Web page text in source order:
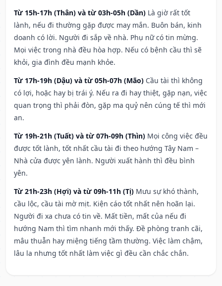
Từ 15h-17h (Thân) và từ 03h-05h (Dần) Là giờ rất tốt
lành, nếu đi thường gặp được may mắn. Buôn bán, kinh
doanh có lời. Người đi sắp về nhà. Phụ nữ có tin mừng.
Mọi việc trong nhà đều hòa hợp. Nếu có bệnh cầu thì sẽ
khỏi, gia đình đều mạnh khỏe.
Từ 17h-19h (Dậu) và từ 05h-07h (Mão) Cầu tài thì không
có lợi, hoặc hay bị trái ý. Nếu ra đi hay thiệt, gặp nạn, việc
quan trọng thì phải đòn, gặp ma quỷ nên cúng tế thì mới
an.
Từ 19h-21h (Tuất) và từ 07h-09h (Thìn) Mọi công việc đều
được tốt lành, tốt nhất cầu tài đi theo hướng Tây Nam –
Nhà cửa được yên lành. Người xuất hành thì đều bình
yên.
Từ 21h-23h (Hợi) và từ 09h-11h (Tị) Mưu sự khó thành,
cầu lộc, cầu tài mờ mịt. Kiện cáo tốt nhất nên hoãn lại.
Người đi xa chưa có tin về. Mất tiền, mất của nếu đi
hướng Nam thì tìm nhanh mới thấy. Đề phòng tranh cãi,
mâu thuẫn hay miệng tiếng tầm thường. Việc làm chậm,
lâu la nhưng tốt nhất làm việc gì đều cần chắc chắn.